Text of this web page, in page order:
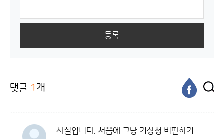
등록
댓글 1 개
사실입니다. 처음에 그냥 기상청 비판하기